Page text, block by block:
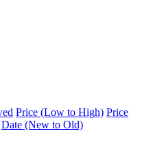
Price (Low to High) Price
Date (New to Old)